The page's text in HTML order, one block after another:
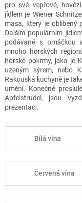
pro své vepřové,
jídlem je Wiener
masa, který je
Dalším populárním
podávané s omáčkou
mnoho horských
horské pokrmy, jako je
uzeným sýrem, nebo
Rakouská kuchyně je
umění. Konečně
Apfelstrudel, jsou
prezentaci.
Bílá vína
Červená vína